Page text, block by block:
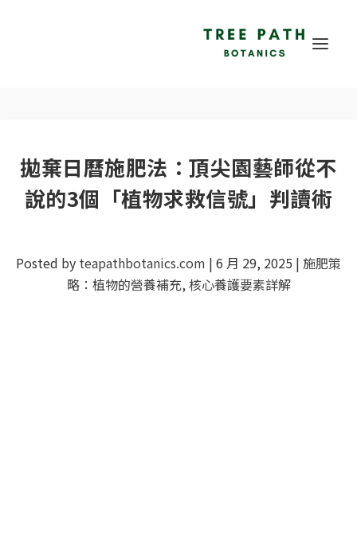
拋棄日曆施肥法：頂尖園藝師從不
說的3個「植物求救信號」判讀術
Posted by teapathbotanics.com | 6 月 29, 2025 | 施肥策
略：植物的營養補充,核心養護要素詳解